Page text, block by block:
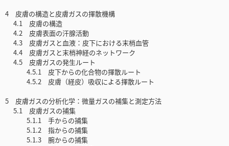
4 皮膚の構造と皮膚ガスの揮散機構
4.1 皮膚の構造
4.2 皮膚表面の汗腺活動
4.3 皮膚ガスと血液：皮下における末梢血管
4.4 皮膚ガスと末梢神経のネットワーク
4.5 皮膚ガスの発生ルート
4.5.1 皮下からの化合物の揮散ルート
4.5.2 皮膚（経皮）吸収による揮散ルート
5 皮膚ガスの分析化学：微量ガスの補集と測定方法
5.1 皮膚ガスの捕集
5.1.1 手からの捕集
5.1.2 指からの捕集
5.1.3 腕からの捕集